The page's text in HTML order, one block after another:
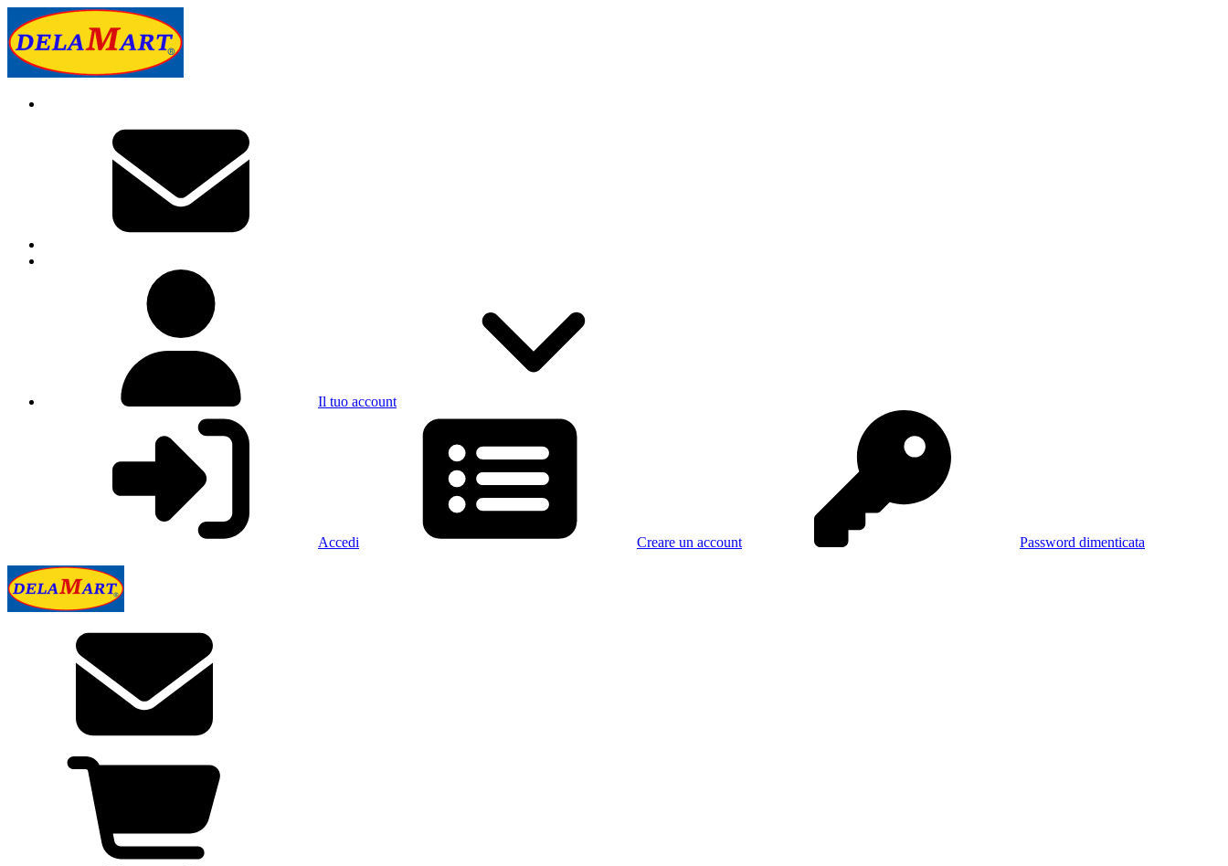
Il tuo account
Accedi Creare un account Password dimenticata